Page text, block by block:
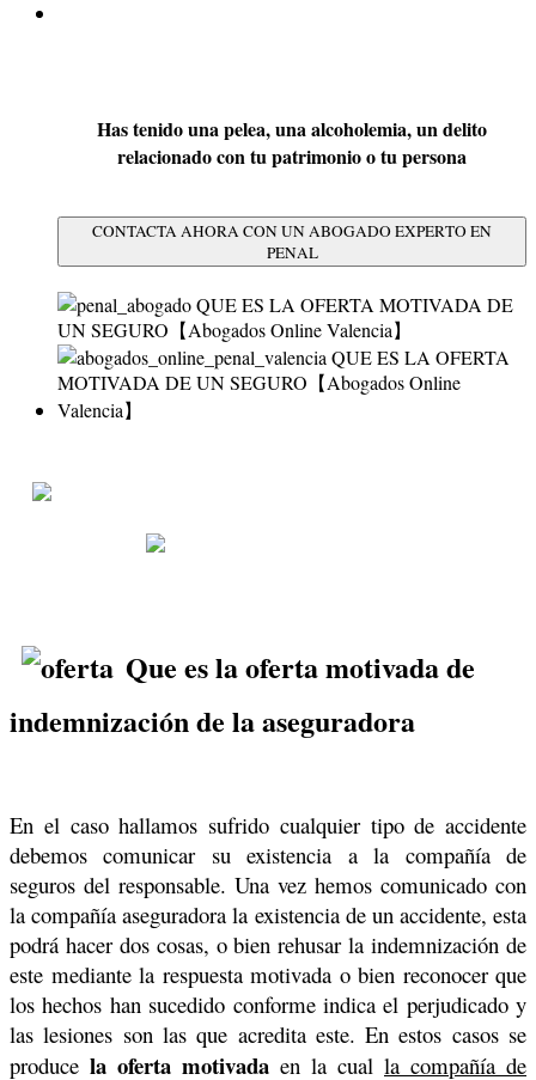
Has tenido una pelea, una alcoholemia, un delito
relacionado con tu patrimonio o tu persona
CONTACTA AHORA CON UN ABOGADO EXPERTO EN
PENAL
Que es la oferta motivada de
indemnización de la aseguradora
En el caso hallamos sufrido cualquier tipo de accidente
debemos comunicar su existencia a la compañía de
seguros del responsable. Una vez hemos comunicado con
la compañía aseguradora la existencia de un accidente, esta
podrá hacer dos cosas, o bien rehusar la indemnización de
este mediante la respuesta motivada o bien reconocer que
los hechos han sucedido conforme indica el perjudicado y
las lesiones son las que acredita este. En estos casos se
produce la oferta motivada en la cual la compañía de